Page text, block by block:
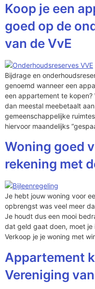
Koop je een
goed op de
van de VvE
Bijdrage en
genoemd wanneer een
een appartement te
dan meestal meebetaalt
gemeenschappelijke
hiervoor maandelijks
Woning goed
rekening met
Je hebt jouw woning voor
opbrengst was veel meer
Je houdt dus een mooi
dat geld gaat doen, moet je
Verkoop je je woning met
Appartement
Vereniging